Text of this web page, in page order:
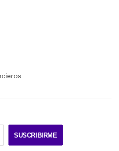
SUSCRIBIRME